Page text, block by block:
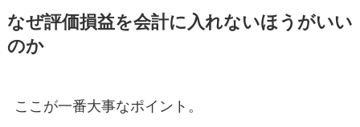
なぜ評価損益を会計に入れないほうがいい
のか
ここが一番大事なポイント。